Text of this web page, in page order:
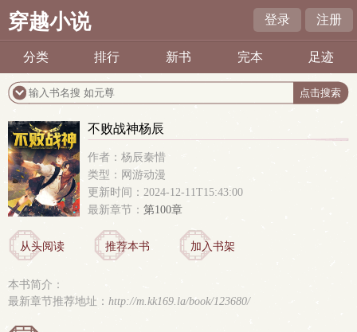
穿越小说 登录 注册
分类 排行 新书 完本 足迹
不败战神杨辰
作者：杨辰秦惜
类型：网游动漫
更新时间：2024-12-11T15:43:00
最新章节： 第100章
从头阅读 推荐本书 加入书架
本书简介：
最新章节推荐地址： http://m.kk169.la/book/123680/